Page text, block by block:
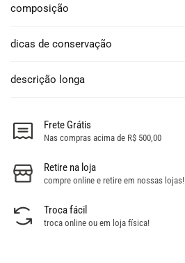
composição
dicas de conservação
descrição longa
Frete Grátis
Nas compras acima de R$ 500,00
Retire na loja
compre online e retire em nossas lojas!
Troca fácil
troca online ou em loja física!